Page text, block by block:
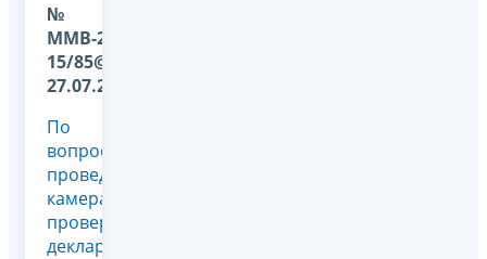
№
ММВ-20-
15/85@ от
27.07.2018
По
вопросу
проведения
камеральной
проверки
декларации